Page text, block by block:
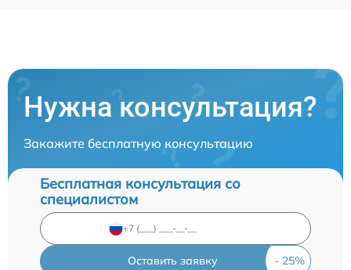
Нужна консультация?
Закажите бесплатную консультацию
Бесплатная консультация со
специалистом
Оставить заявку